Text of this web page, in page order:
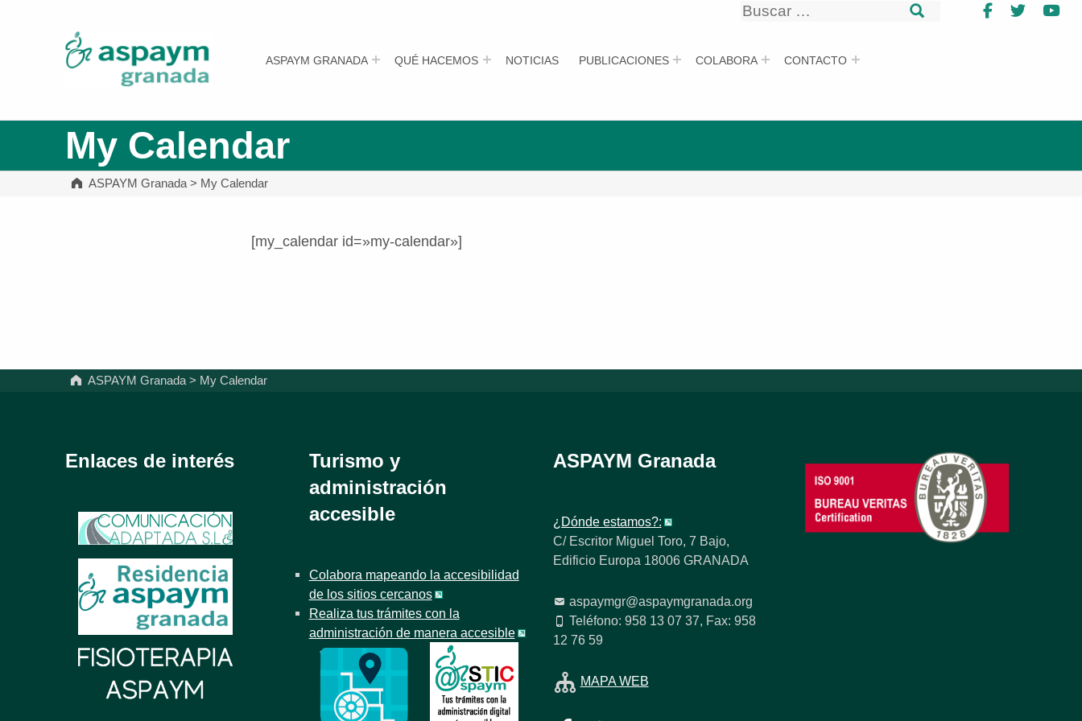
ASPAYM GRANADA QUÉ HACEMOS NOTICIAS PUBLICACIONES COLABORA CONTACTO
Buscar
Facebook
Twitter
My Calendar
ASPAYM Granada > My Calendar
[my_calendar id=»my-calendar»]
Volver a la navegación principal
ASPAYM Granada> My Calendar
Enlaces de interés
Turismo y
administración
accesible
Colabora mapeando la accesibilidad
de los sitios cercanos
Realiza tus trámites con la
administración de manera accesible
ASPAYM Granada
¿Dónde estamos?:
C/ Escritor Miguel Toro, 7 Bajo,
Edificio Europa 18006 GRANADA
aspaymgr@aspaymgranada.org
Teléfono: 958 13 07 37, Fax: 958
12 76 59
MAPA WEB